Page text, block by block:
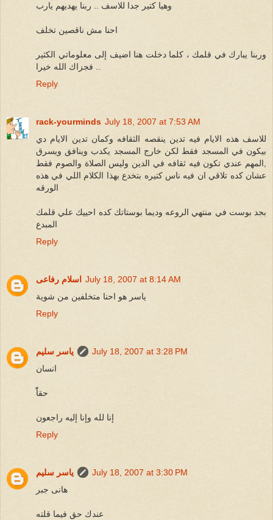
وهيا كتير جدا للاسف .. ربنا يهديهم يارب
احنا مش ناقصين تخلف
وربنا يبارك في قلمك ، كلما دخلت هنا اضيف إلى معلوماتي الكثير
.. فجزاك الله خيرا
Reply
rack-yourminds July 18, 2007 at 7:53 AM
للاسف هذه الايام فيه تدين ينقصه الثقافه وكمان تدين الايام دي
بيكون في المسجد فقط لكن خارج المسجد يكدب وينافق ويسرق
,المهم عندي تكون فيه ثقافه في الدين وليس الصلاة والصوم فقط
عشان كده تلاقي ان فيه ناس كتيره بتخدع بهذا الكلام اللي في هذه
الورقه
بجد بوست في منتهي الروعه وديما بوستاتك كده احييك علي قلمك
المبدع
Reply
اسلام رفاعى
July 18, 2007 at 8:14 AM
ياسر هو احنا متخلفين من شوية
Reply
ياسر سليم
July 18, 2007 at 3:28 PM
انسان
حقاًً
إنا لله وإنا إليه راجعون
Reply
ياسر سليم
July 18, 2007 at 3:30 PM
هانى جبر
عندك حق فيما قلته